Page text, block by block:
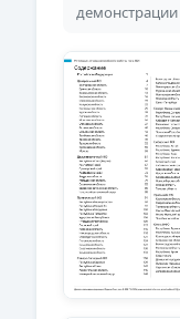
демонстрации